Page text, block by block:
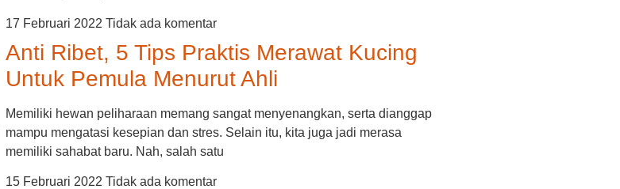
17 Februari 2022 Tidak ada komentar
Anti Ribet, 5 Tips Praktis Merawat Kucing
Untuk Pemula Menurut Ahli
Memiliki hewan peliharaan memang sangat menyenangkan, serta dianggap
mampu mengatasi kesepian dan stres. Selain itu, kita juga jadi merasa
memiliki sahabat baru. Nah, salah satu
15 Februari 2022 Tidak ada komentar